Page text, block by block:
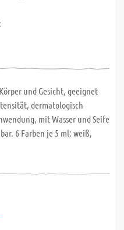
und Gesicht, geeignet
dermatologisch
mit Wasser und Seife
6 Farben je 5 ml: weiß,